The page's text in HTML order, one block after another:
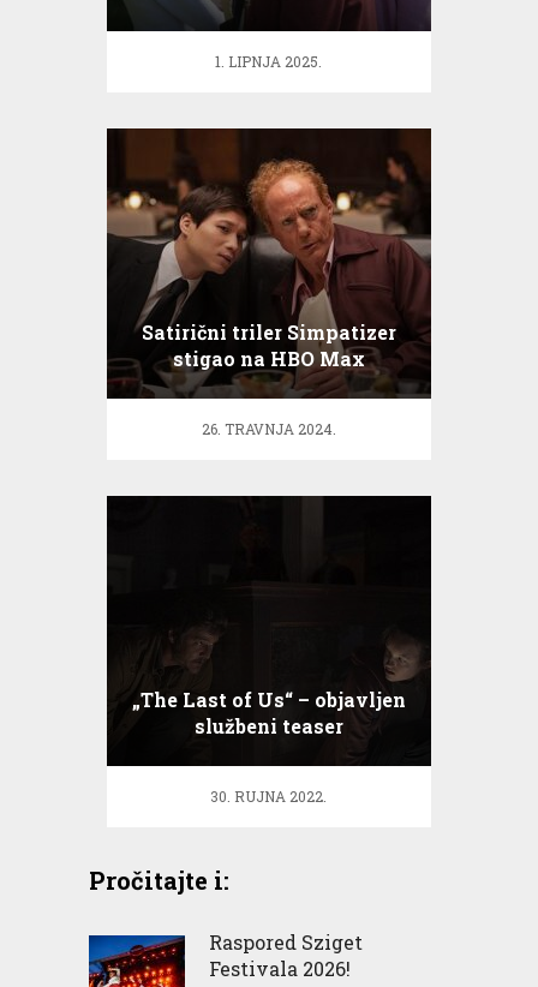
1. LIPNJA 2025.
Satirični triler Simpatizer
stigao na HBO Max
26. TRAVNJA 2024.
„Тhe Last of Us“ – objavljen
službeni teaser
30. RUJNA 2022.
Pročitajte i:
Raspored Sziget
Festivala 2026!